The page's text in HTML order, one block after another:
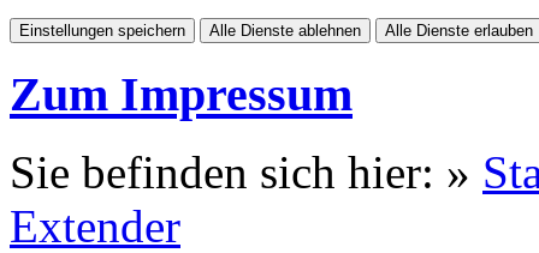
Einstellungen speichern Alle Dienste ablehnen Alle Dienste erlauben
Zum Impressum
Sie befinden sich hier: »
Extender